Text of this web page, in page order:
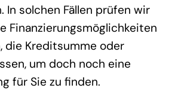
In solchen Fällen prüfen wir
Finanzierungsmöglichkeiten
die Kreditsumme oder
um doch noch eine
für Sie zu finden.